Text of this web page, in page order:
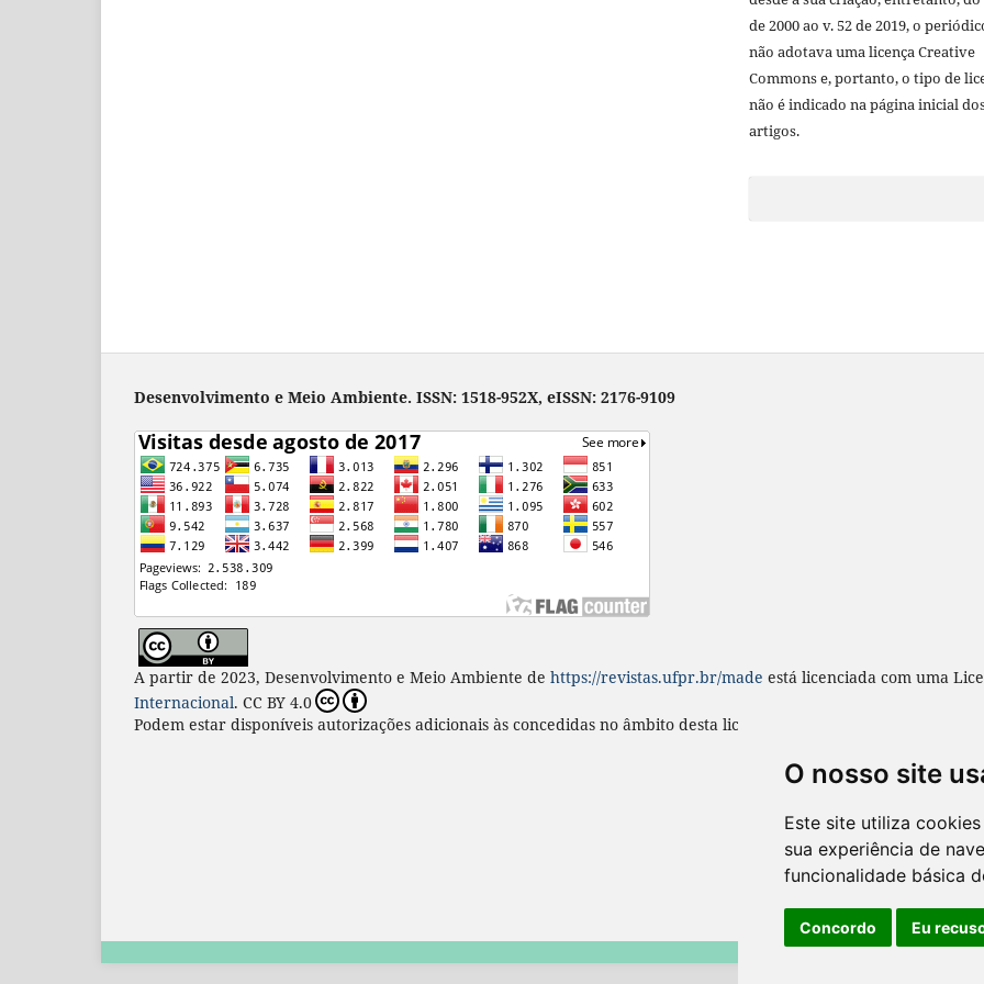
O nosso site
Este site utiliza
sua experiência de
funcionalidade básica
Concordo Eu
de 2000 ao v. 52 de 2019, o
não adotava uma licença Creative
Commons e, portanto, o tipo de
não é indicado na página inicial
artigos.
Desenvolvimento e Meio Ambiente. ISSN: 1518-952X, eISSN: 2176-9109
A partir de 2023, Desenvolvimento e Meio Ambiente de https://revistas.ufpr.br/made está licenciada com uma
Internacional. CC BY 4.0
Podem estar disponíveis autorizações adicionais às concedidas no âmbito desta licença em